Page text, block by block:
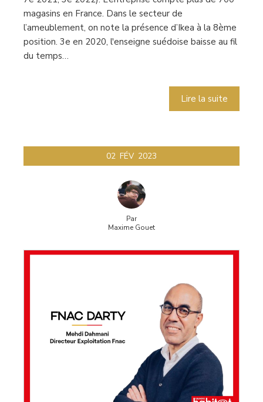
magasins en France. Dans le secteur de
l’ameublement, on note la présence d’Ikea à la 8ème
position. 3e en 2020, l'enseigne suédoise baisse au fil
du temps…
Lire la suite
02 FÉV 2023
Par
Maxime Gouet